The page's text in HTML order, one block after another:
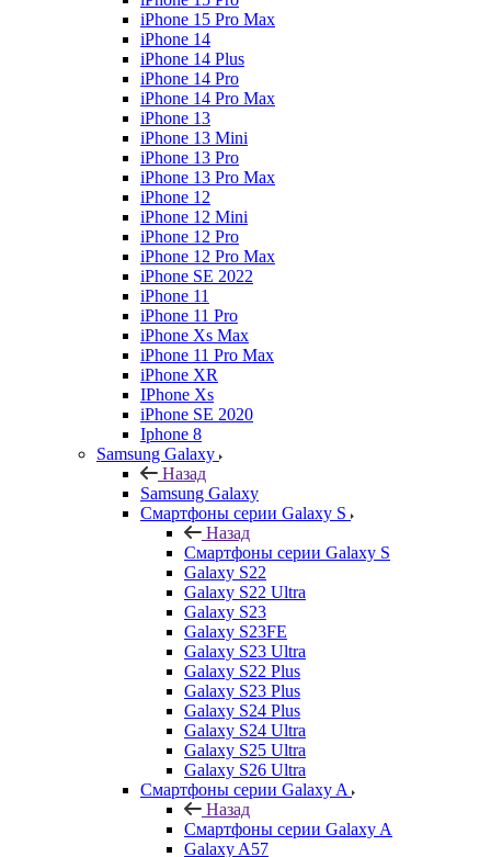
iPhone 15 Pro Max
iPhone 14
iPhone 14 Plus
iPhone 14 Pro
iPhone 14 Pro Max
iPhone 13
iPhone 13 Mini
iPhone 13 Pro
iPhone 13 Pro Max
iPhone 12
iPhone 12 Mini
iPhone 12 Pro
iPhone 12 Pro Max
iPhone SE 2022
iPhone 11
iPhone 11 Pro
iPhone Xs Max
iPhone 11 Pro Max
iPhone XR
IPhone Xs
iPhone SE 2020
Iphone 8
Samsung Galaxy
Назад
Samsung Galaxy
Смартфоны серии Galaxy S
Назад
Смартфоны серии Galaxy S
Galaxy S22
Galaxy S22 Ultra
Galaxy S23
Galaxy S23FE
Galaxy S23 Ultra
Galaxy S22 Plus
Galaxy S23 Plus
Galaxy S24 Plus
Galaxy S24 Ultra
Galaxy S25 Ultra
Galaxy S26 Ultra
Смартфоны серии Galaxy A
Назад
Смартфоны серии Galaxy A
Galaxy A57